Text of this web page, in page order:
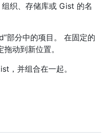
织、存储库或 Gist 的名
部分中的项目。 在固定的
拖动到新位置。
，并组合在一起。